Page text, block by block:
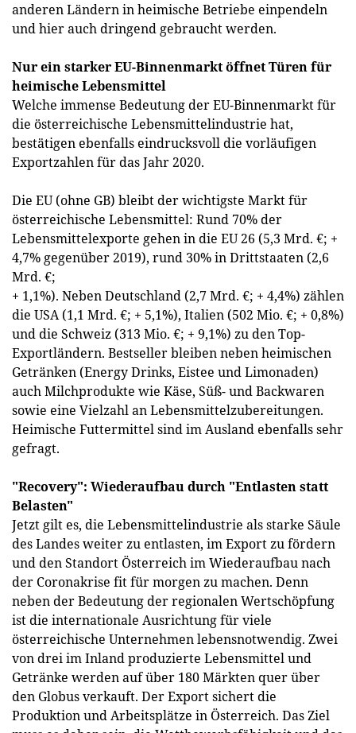
anderen Ländern in heimische Betriebe einpendeln
und hier auch dringend gebraucht werden.
Nur ein starker EU-Binnenmarkt öffnet Türen für
heimische Lebensmittel
Welche immense Bedeutung der EU-Binnenmarkt für
die österreichische Lebensmittelindustrie hat,
bestätigen ebenfalls eindrucksvoll die vorläufigen
Exportzahlen für das Jahr 2020.
Die EU (ohne GB) bleibt der wichtigste Markt für
österreichische Lebensmittel: Rund 70% der
Lebensmittelexporte gehen in die EU 26 (5,3 Mrd. €; +
4,7% gegenüber 2019), rund 30% in Drittstaaten (2,6
Mrd. €;
+ 1,1%). Neben Deutschland (2,7 Mrd. €; + 4,4%) zählen
die USA (1,1 Mrd. €; + 5,1%), Italien (502 Mio. €; + 0,8%)
und die Schweiz (313 Mio. €; + 9,1%) zu den Top-
Exportländern. Bestseller bleiben neben heimischen
Getränken (Energy Drinks, Eistee und Limonaden)
auch Milchprodukte wie Käse, Süß- und Backwaren
sowie eine Vielzahl an Lebensmittelzubereitungen.
Heimische Futtermittel sind im Ausland ebenfalls sehr
gefragt.
"Recovery": Wiederaufbau durch "Entlasten statt
Belasten"
Jetzt gilt es, die Lebensmittelindustrie als starke Säule
des Landes weiter zu entlasten, im Export zu fördern
und den Standort Österreich im Wiederaufbau nach
der Coronakrise fit für morgen zu machen. Denn
neben der Bedeutung der regionalen Wertschöpfung
ist die internationale Ausrichtung für viele
österreichische Unternehmen lebensnotwendig. Zwei
von drei im Inland produzierte Lebensmittel und
Getränke werden auf über 180 Märkten quer über
den Globus verkauft. Der Export sichert die
Produktion und Arbeitsplätze in Österreich. Das Ziel